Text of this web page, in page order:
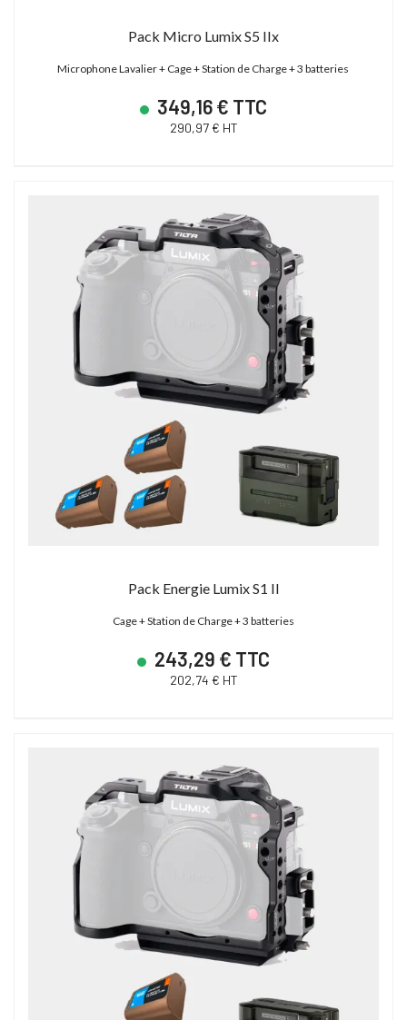
Pack Micro Lumix S5 IIx
Microphone Lavalier + Cage + Station de Charge + 3 batteries
349,16 € TTC
290,97 € HT
Pack Energie Lumix S1 II
Cage + Station de Charge + 3 batteries
243,29 € TTC
202,74 € HT